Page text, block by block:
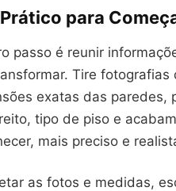
para
passo é reunir
Tire
exatas das paredes,
tipo de piso e
mais preciso e
as fotos e medidas,